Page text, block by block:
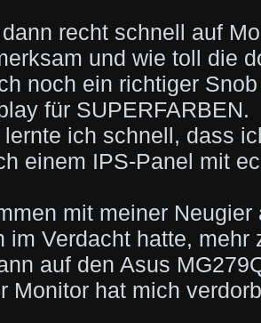
recht schnell auf
und wie toll die
noch ein richtiger
für SUPERFARBEN.
ich schnell, dass
einem IPS-Panel mit
mit meiner Neugier
im Verdacht hatte, mehr
auf den Asus
Monitor hat mich